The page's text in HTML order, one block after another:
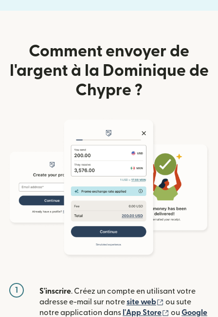
Comment envoyer de
l'argent à la Dominique de
Chypre ?
1 S'inscrire. Créez un compte en utilisant votre
adresse e-mail sur notresite web (s'ouvre dans
ou sute
notre application dans l'App Store (s'ouvre
ou Google